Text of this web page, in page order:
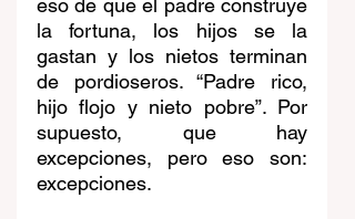
la fortuna, los hijos se la
gastan y los nietos terminan
de pordioseros. “Padre rico,
hijo flojo y nieto pobre”. Por
supuesto, que hay
excepciones, pero eso son:
excepciones.